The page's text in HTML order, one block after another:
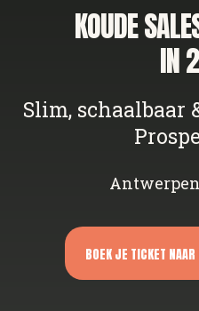
KOUDE
IN
Slim, schaalbaar
Antwerpen
BOEK JE TICKET